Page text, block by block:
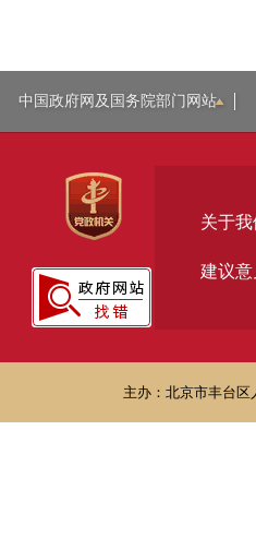
中国政府网及国务院部门网站
关于我
建议意
主办：北京市丰台